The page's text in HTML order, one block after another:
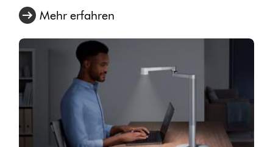
Mehr erfahren